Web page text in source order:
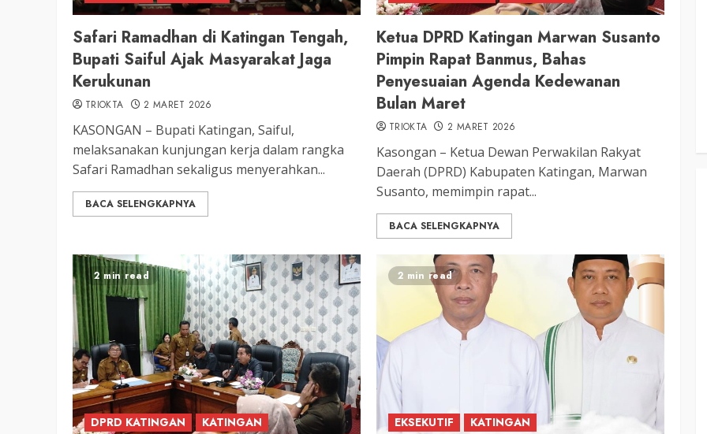
Safari Ramadhan di Katingan Tengah,
Bupati Saiful Ajak Masyarakat Jaga
Kerukunan
TRIOKTA 2 MARET 2026
KASONGAN – Bupati Katingan, Saiful,
melaksanakan kunjungan kerja dalam rangka
Safari Ramadhan sekaligus menyerahkan...
BACA SELENGKAPNYA
Ketua DPRD Katingan Marwan Susanto
Pimpin Rapat Banmus, Bahas
Penyesuaian Agenda Kedewanan
Bulan Maret
TRIOKTA 2 MARET 2026
Kasongan – Ketua Dewan Perwakilan Rakyat
Daerah (DPRD) Kabupaten Katingan, Marwan
Susanto, memimpin rapat...
BACA SELENGKAPNYA
2 min read
DPRD KATINGAN KATINGAN
2 min read
EKSEKUTIF KATINGAN